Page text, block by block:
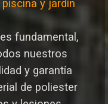
y jardín
fundamental,
nuestros
y garantía
de poliester